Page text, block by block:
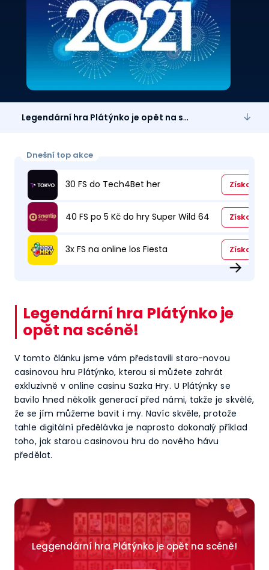
Legendární hra Plátýnko je opět na scéně!
Dnešní top akce
30 FS do Tech4Bet her Získat
40 FS po 5 Kč do hry Super Wild 64 Získat
3x FS na online los Fiesta Získat
→
Legendární hra Plátýnko je
opět na scéně!
V tomto článku jsme vám představili staro-novou
casinovou hru Plátýnko, kterou si můžete zahrát
exkluzivně v online casinu Sazka Hry. U Plátýnky se
bavilo hned několik generací před námi, takže je skvělé,
že se jím můžeme bavit i my. Navíc skvěle, protože
tahle digitální předělávka je naprosto dokonalý příklad
toho, jak starou casinovou hru do nového hávu
předělat.
Leggendární hra Plátýnko je opět na scéně!